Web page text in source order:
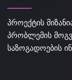
პროექტის
პრობლემის
საზოგადოების